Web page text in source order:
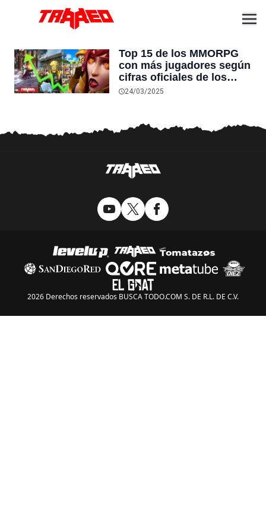
Top 15 de los MMORPG
con más jugadores según
cifras oficiales de los
desarrolladores
24/03/2025
2026 Derechos reservados BUSCA TODO.COM S. DE R.L. DE C.V.